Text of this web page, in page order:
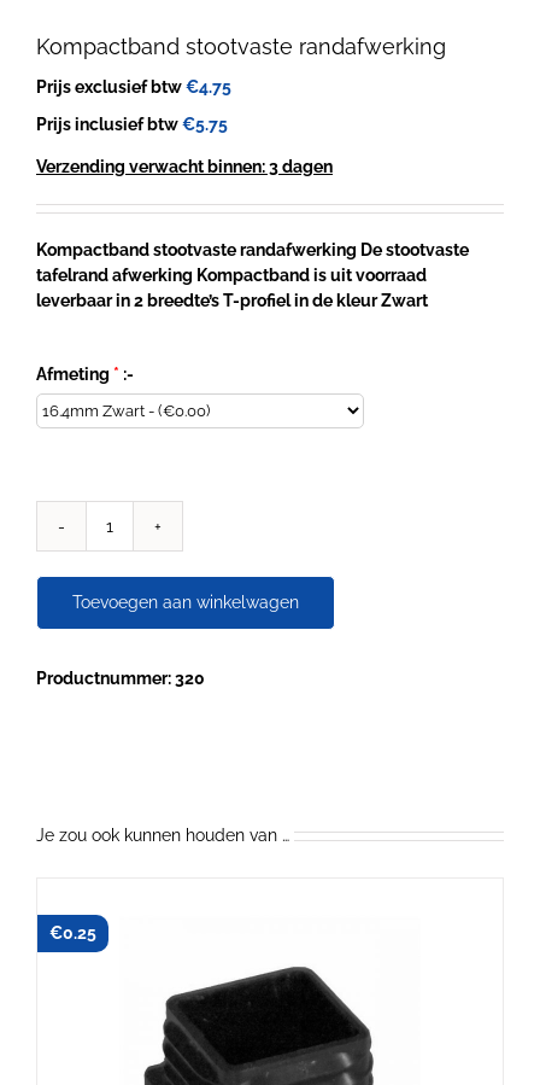
Kompactband stootvaste randafwerking
Prijs exclusief btw€4.75
Prijs inclusief btw€5.75
Verzending verwacht binnen: 3 dagen
Kompactband stootvaste randafwerking De stootvaste
tafelrand afwerking Kompactband is uit voorraad
leverbaar in 2 breedte’s T-profiel in de kleur Zwart
Afmeting * :-
Kompactband
aantal
Toevoegen aan winkelwagen
Productnummer: 320
Je zou ook kunnen houden van …
€0.25